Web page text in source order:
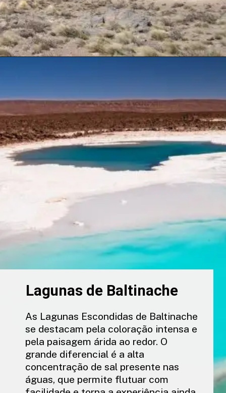
Lagunas de Baltinache
As Lagunas Escondidas de Baltinache
se destacam pela coloração intensa e
pela paisagem árida ao redor. O
grande diferencial é a alta
concentração de sal presente nas
águas, que permite flutuar com